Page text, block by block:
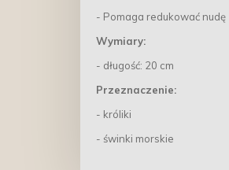
- Pomaga redukować nudę
Wymiary:
- długość: 20 cm
Przeznaczenie:
- króliki
- świnki morskie